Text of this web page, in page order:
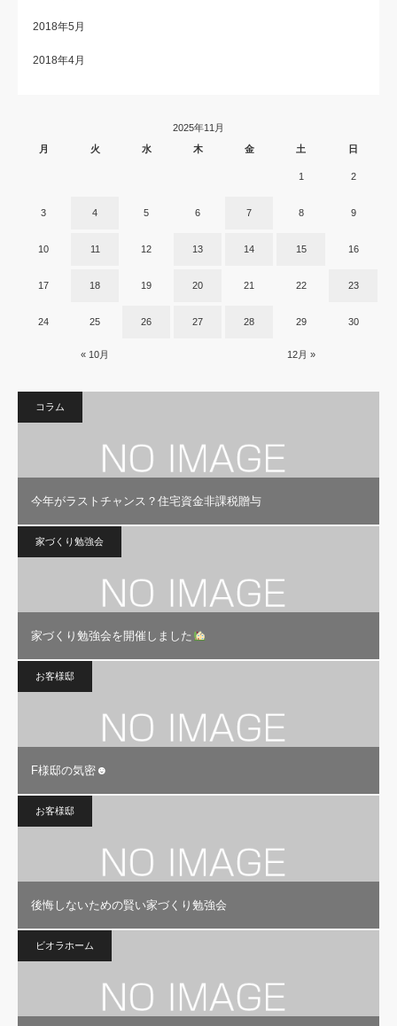
2018年5月
2018年4月
2025年11月
月
火 水 木 金 土 日
« 10月 12月 »
1 2
3 4 5 6 7 8 9
10 11 12 13 14 15 16
17 18 19 20 21 22 23
24 25 26 27 28 29 30
コラム
今年がラストチャンス？住宅資金非課税贈与
家づくり勉強会
家づくり勉強会を開催しました
お客様邸
F様邸の気密☻
お客様邸
後悔しないための賢い家づくり勉強会
ビオラホーム